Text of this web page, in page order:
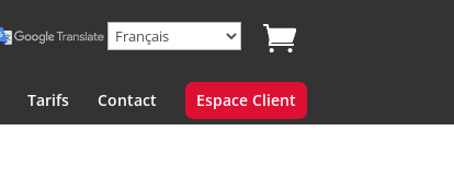
Tarifs Contact Espace Client